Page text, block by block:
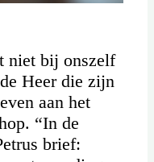
niet bij onszelf
Heer die zijn
aan het
“In de
brief: